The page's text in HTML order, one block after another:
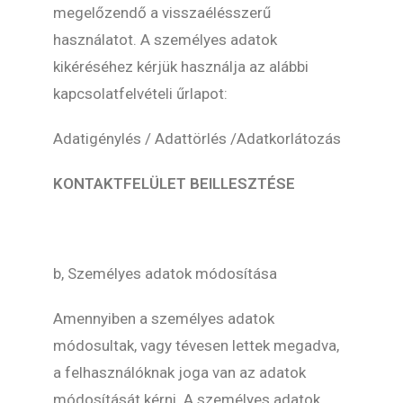
megelőzendő a visszaélésszerű
használatot. A személyes adatok
kikéréséhez kérjük használja az alábbi
kapcsolatfelvételi űrlapot:
Adatigénylés / Adattörlés /Adatkorlátozás
KONTAKTFELÜLET BEILLESZTÉSE
b, Személyes adatok módosítása
Amennyiben a személyes adatok
módosultak, vagy tévesen lettek megadva,
a felhasználóknak joga van az adatok